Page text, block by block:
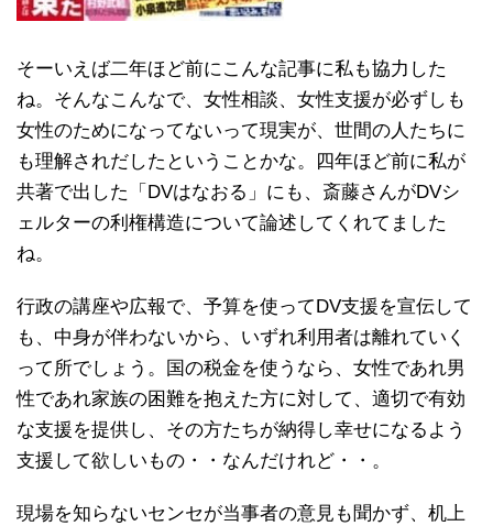
そーいえば二年ほど前にこんな記事に私も協力した
ね。そんなこんなで、女性相談、女性支援が必ずしも
女性のためになってないって現実が、世間の人たちに
も理解されだしたということかな。四年ほど前に私が
共著で出した「DVはなおる」にも、斎藤さんがDVシ
ェルターの利権構造について論述してくれてました
ね。
行政の講座や広報で、予算を使ってDV支援を宣伝して
も、中身が伴わないから、いずれ利用者は離れていく
って所でしょう。国の税金を使うなら、女性であれ男
性であれ家族の困難を抱えた方に対して、適切で有効
な支援を提供し、その方たちが納得し幸せになるよう
支援して欲しいもの・・なんだけれど・・。
現場を知らないセンセが当事者の意見も聞かず、机上